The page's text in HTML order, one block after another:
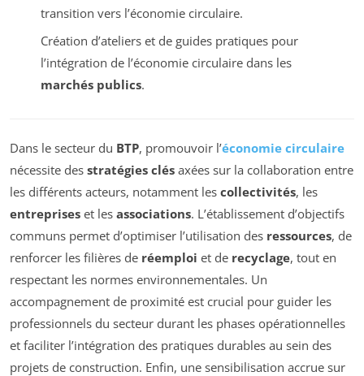
transition vers l’économie circulaire.
Création d’ateliers et de guides pratiques pour
l’intégration de l’économie circulaire dans les
marchés publics.
Dans le secteur du BTP, promouvoir l’économie circulaire
nécessite des stratégies clés axées sur la collaboration entre
les différents acteurs, notamment les collectivités, les
entreprises et les associations. L’établissement d’objectifs
communs permet d’optimiser l’utilisation des ressources, de
renforcer les filières de réemploi et de recyclage, tout en
respectant les normes environnementales. Un
accompagnement de proximité est crucial pour guider les
professionnels du secteur durant les phases opérationnelles
et faciliter l’intégration des pratiques durables au sein des
projets de construction. Enfin, une sensibilisation accrue sur